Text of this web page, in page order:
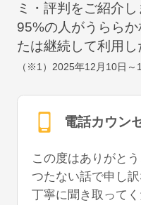
ミ・評判をご紹介し
95%の人がうらら
たは継続して利用
（※1） 2025年12月10日～
電話カウン
この度はありがとう
つたない話で申し訳
丁寧に聞き取って